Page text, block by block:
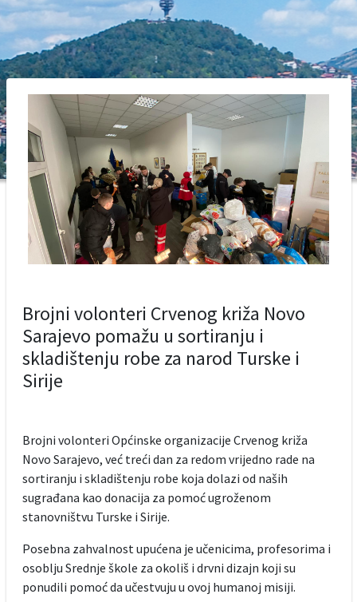
Brojni volonteri Crvenog križa Novo
Sarajevo pomažu u sortiranju i
skladištenju robe za narod Turske i
Sirije
Brojni volonteri Općinske organizacije Crvenog križa
Novo Sarajevo, već treći dan za redom vrijedno rade na
sortiranju i skladištenju robe koja dolazi od naših
sugrađana kao donacija za pomoć ugroženom
stanovništvu Turske i Sirije.
Posebna zahvalnost upućena je učenicima, profesorima i
osoblju Srednje škole za okoliš i drvni dizajn koji su
ponudili pomoć da učestvuju u ovoj humanoj misiji.